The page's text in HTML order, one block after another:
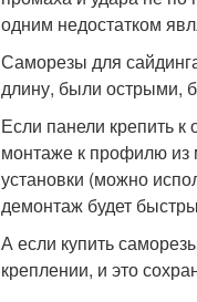
одним недостатком
Саморезы для
длину, были острыми,
Если панели крепить
монтаже к профилю из
установки (можно
демонтаж будет
А если купить
креплении, и это